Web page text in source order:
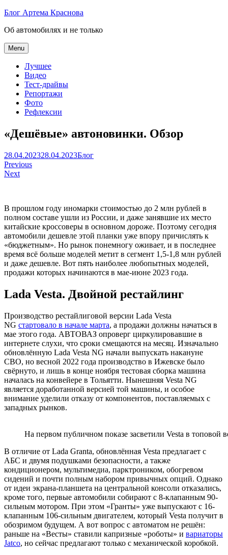
Skip
content
Блог Артема Краснова
Об автомобилях и не только
Menu
Лучшее
Видео
Тест-драйвы
Репортажи
Фото
Рефлексии
«Дешёвые» автоновинки. Обзор
Артем
Краснов
28.04.202328.04.2023Блог
Навигация
по
Previous
Next
В прошлом году иномарки стоимостью до 2 млн рублей в
полном составе ушли из России, и даже занявшие их место
китайские кроссоверы в основном дороже. Поэтому сегодня
автомобили дешевле этой планки уже впору причислять к
«бюджетным». Но рынок понемногу оживает, и в последнее
время всё больше моделей метит в сегмент 1,5-1,8 млн рублей
и даже дешевле. Вот пять наиболее любопытных моделей,
продажи которых начинаются в мае-июне 2023 года.
Lada Vesta. Двойной рестайлинг
Производство рестайлиговой версии Lada Vesta
NG стартовало в начале марта, а продажи должны начаться в
мае этого года. АВТОВАЗ опроверг циркулировавшие в
интернете слухи, что сроки смещаются на месяц. Изначально
обновлённую Lada Vesta NG начали выпускать накануне
СВО, но весной 2022 года производство в Ижевске было
свёрнуто, и лишь в конце ноября тестовая сборка машина
началась на конвейере в Тольятти. Нынешняя Vesta NG
является доработанной версией той машины, и особое
внимание уделили отказу от компонентов, поставляемых с
западных рынков.
На первом публичном показе засветили Vesta в топовой
В отличие от Lada Granta, обновлённая Vesta предлагает с
АБС и двумя подушками безопасности, а также
кондиционером, мультимедиа, парктроником, обогревом
сидений и почти полным набором привычных опций. Однако
от идеи экрана-планшета на центральной консоли отказались,
кроме того, первые автомобили собирают с 8-клапанным 90-
сильным мотором. При этом «Гранты» уже выпускают с 16-
клапанным 106-сильным двигателем, который Vesta получит в
обозримом будущем. А вот вопрос с автоматом не решён:
раньше на «Весты» ставили капризные «роботы» и вариаторы
Jatco, но сейчас предлагают только с механической коробкой.